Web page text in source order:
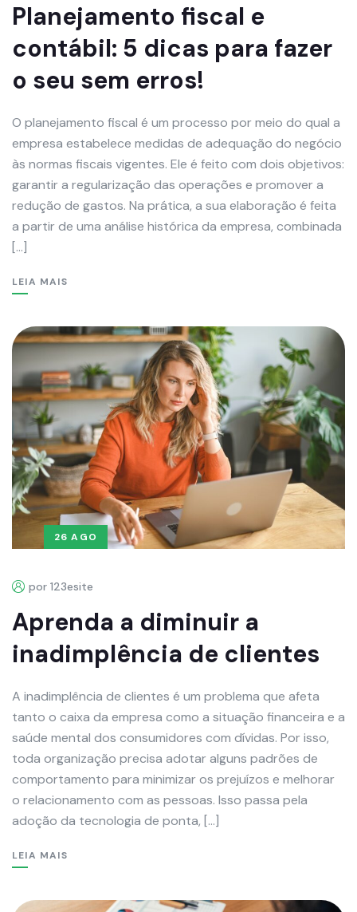
Planejamento fiscal e
contábil: 5 dicas para fazer
o seu sem erros!
O planejamento fiscal é um processo por meio do qual a
empresa estabelece medidas de adequação do negócio
às normas fiscais vigentes. Ele é feito com dois objetivos:
garantir a regularização das operações e promover a
redução de gastos. Na prática, a sua elaboração é feita
a partir de uma análise histórica da empresa, combinada
[…]
LEIA MAIS
26 AGO
por 123esite
Aprenda a diminuir a
inadimplência de clientes
A inadimplência de clientes é um problema que afeta
tanto o caixa da empresa como a situação financeira e a
saúde mental dos consumidores com dívidas. Por isso,
toda organização precisa adotar alguns padrões de
comportamento para minimizar os prejuízos e melhorar
o relacionamento com as pessoas. Isso passa pela
adoção da tecnologia de ponta, […]
LEIA MAIS